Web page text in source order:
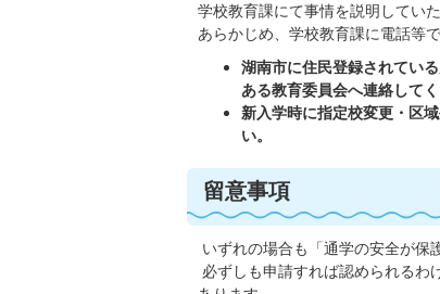
学校教育課にて事情を説明してい
あらかじめ、学校教育課に電話等
湖南市に住民登録されてい
ある教育委員会へ連絡してく
新入学時に指定校変更・区
い。
留意事項
いずれの場合も「通学の安全が保
必ずしも申請すれば認められるわ